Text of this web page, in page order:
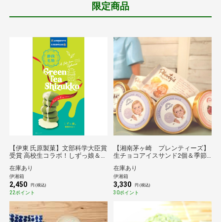
限定商品
【伊東 氏原製菓】文部科学大臣賞
受賞 高校生コラボ！しずっ娘＆ニ
在庫あり
伊湘箱
2,450 円 (税込)
22ポイント
【湘南茅ヶ崎 プレンティーズ】
生チョコアイスサンド2個＆季節
在庫あり
伊湘箱
3,330 円 (税込)
30ポイント